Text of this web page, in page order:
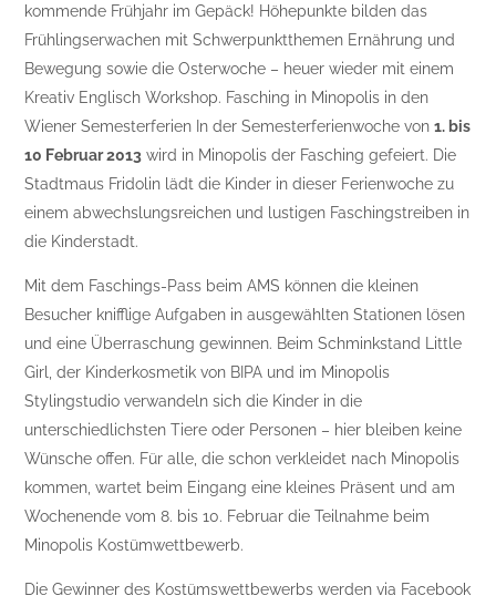
kommende Frühjahr im Gepäck! Höhepunkte bilden das
Frühlingserwachen mit Schwerpunktthemen Ernährung und
Bewegung sowie die Osterwoche – heuer wieder mit einem
Kreativ Englisch Workshop. Fasching in Minopolis in den
Wiener Semesterferien In der Semesterferienwoche von1. bis
10 Februar 2013 wird in Minopolis der Fasching gefeiert. Die
Stadtmaus Fridolin lädt die Kinder in dieser Ferienwoche zu
einem abwechslungsreichen und lustigen Faschingstreiben in
die Kinderstadt.
Mit dem Faschings-Pass beim AMS können die kleinen
Besucher knifflige Aufgaben in ausgewählten Stationen lösen
und eine Überraschung gewinnen. Beim Schminkstand Little
Girl, der Kinderkosmetik von BIPA und im Minopolis
Stylingstudio verwandeln sich die Kinder in die
unterschiedlichsten Tiere oder Personen – hier bleiben keine
Wünsche offen. Für alle, die schon verkleidet nach Minopolis
kommen, wartet beim Eingang eine kleines Präsent und am
Wochenende vom 8. bis 10. Februar die Teilnahme beim
Minopolis Kostümwettbewerb.
Die Gewinner des Kostümswettbewerbs werden via Facebook